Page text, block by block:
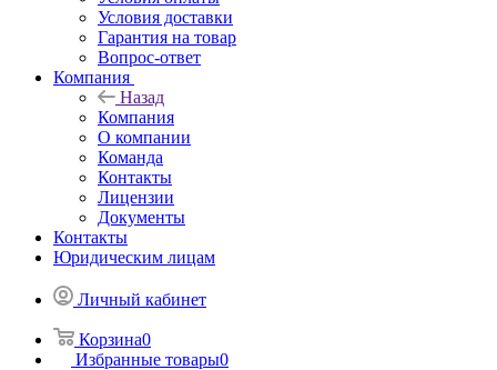
Условия доставки
Гарантия на товар
Вопрос-ответ
Компания
Назад
Компания
О компании
Команда
Контакты
Лицензии
Документы
Контакты
Юридическим лицам
Личный кабинет
Корзина0
Избранные товары0